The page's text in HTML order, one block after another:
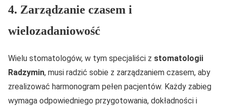
4. Zarządzanie czasem i
wielozadaniowość
Wielu stomatologów, w tym specjaliści z stomatologii
Radzymin, musi radzić sobie z zarządzaniem czasem, aby
zrealizować harmonogram pełen pacjentów. Każdy zabieg
wymaga odpowiedniego przygotowania, dokładności i